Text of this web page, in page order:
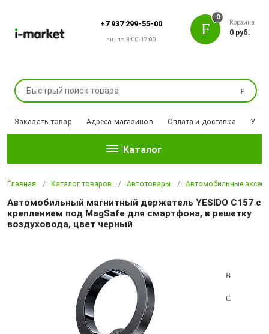
+7 937 299-55-00
пн.-пт. 8:00-17:00
Поиск
0
Корзина
0 руб.
Заказать товар Адреса магазинов Оплата и доставка
Каталог
Главная Каталог товаров Автотовары Автомобильные
Автомобильный магнитный держатель YESIDO C157 с
креплением под MagSafe для смартфона, в решетку
воздуховода, цвет черный